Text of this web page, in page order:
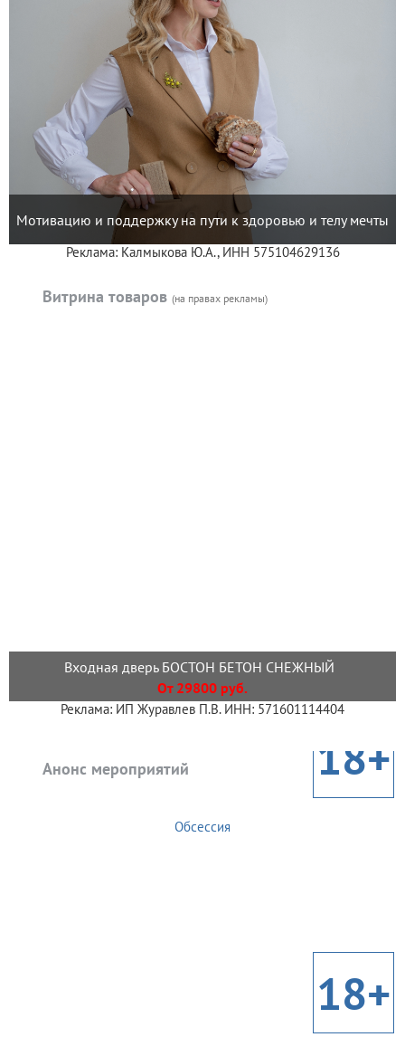
Мотивацию и поддержку на пути к здоровью и телу мечты
Реклама: Калмыкова Ю.А., ИНН 575104629136
Витрина товаров (на правах рекламы)
Входная дверь БОСТОН БЕТОН СНЕЖНЫЙ
От 29800 руб.
Реклама: ИП Журавлев П.В. ИНН: 571601114404
Анонс мероприятий 18+
Обсессия
18+